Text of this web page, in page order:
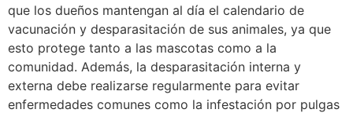
que los dueños mantengan al día el calendario de
vacunación y desparasitación de sus animales, ya que
esto protege tanto a las mascotas como a la
comunidad. Además, la desparasitación interna y
externa debe realizarse regularmente para evitar
enfermedades comunes como la infestación por pulgas